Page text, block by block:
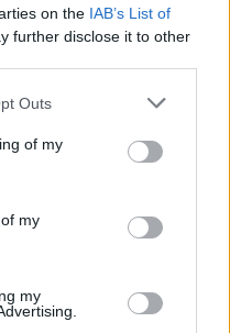
on the IAB’s List of
further disclose it to other
one or more Google
You may click to
its third-party tags to
in below Google
Outs
of my
my
my